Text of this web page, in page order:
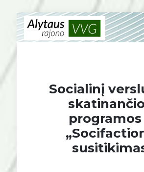
Socialinį
programos